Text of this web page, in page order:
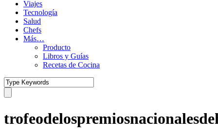
Viajes
Tecnología
Salud
Chefs
Más…
Producto
Libros y Guías
Recetas de Cocina